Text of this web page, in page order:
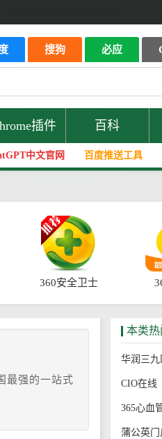
搜狗 必应
插件 百科
中文官网 百度推送工具
360安全卫士
最强的一站式
本类
华润三
CIO在线
365心血
蒲公英